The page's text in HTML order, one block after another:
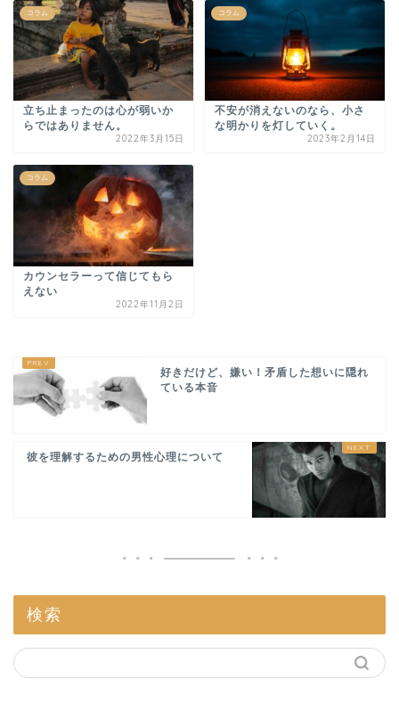
コラム
立ち止まったのは心が弱いか
らではありません。
2022年3月15日
コラム
不安が消えないのなら、小さ
な明かりを灯していく。
2023年2月14日
コラム
カウンセラーって信じてもら
えない
2022年11月2日
好きだけど、嫌い！矛盾した想いに隠れ
ている本音
彼を理解するための男性心理について
検索